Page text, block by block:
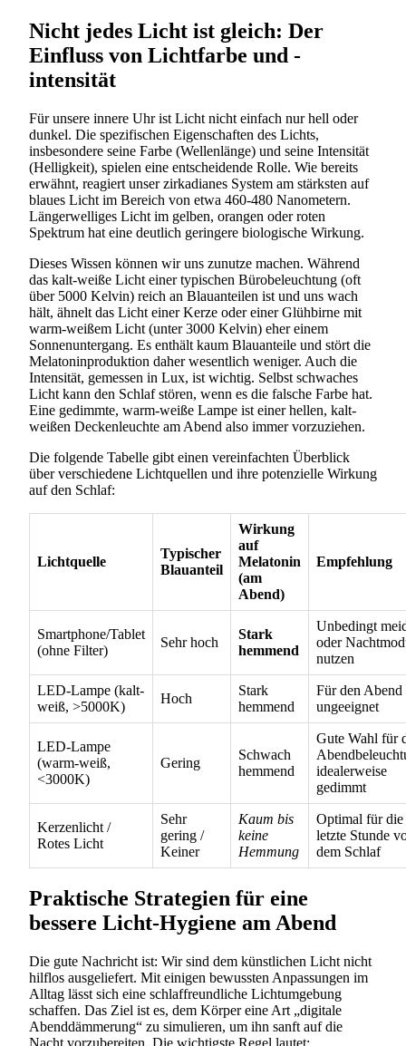
Nicht jedes Licht ist gleich: Der
Einfluss von Lichtfarbe und -
intensität
Für unsere innere Uhr ist Licht nicht einfach nur hell oder
dunkel. Die spezifischen Eigenschaften des Lichts,
insbesondere seine Farbe (Wellenlänge) und seine Intensität
(Helligkeit), spielen eine entscheidende Rolle. Wie bereits
erwähnt, reagiert unser zirkadianes System am stärksten auf
blaues Licht im Bereich von etwa 460-480 Nanometern.
Längerwelliges Licht im gelben, orangen oder roten
Spektrum hat eine deutlich geringere biologische Wirkung.
Dieses Wissen können wir uns zunutze machen. Während
das kalt-weiße Licht einer typischen Bürobeleuchtung (oft
über 5000 Kelvin) reich an Blauanteilen ist und uns wach
hält, ähnelt das Licht einer Kerze oder einer Glühbirne mit
warm-weißem Licht (unter 3000 Kelvin) eher einem
Sonnenuntergang. Es enthält kaum Blauanteile und stört die
Melatoninproduktion daher wesentlich weniger. Auch die
Intensität, gemessen in Lux, ist wichtig. Selbst schwaches
Licht kann den Schlaf stören, wenn es die falsche Farbe hat.
Eine gedimmte, warm-weiße Lampe ist einer hellen, kalt-
weißen Deckenleuchte am Abend also immer vorzuziehen.
Die folgende Tabelle gibt einen vereinfachten Überblick
über verschiedene Lichtquellen und ihre potenzielle Wirkung
auf den Schlaf:
Lichtquelle
Typischer
Blauanteil
Wirkung
auf
Melatonin
(am
Abend)
Empfehlung
Smartphone/Tablet
(ohne Filter)
Sehr hoch
Stark
hemmend
Unbedingt
oder
nutzen
LED-Lampe (kalt-
weiß, >5000K)
Hoch
Stark
hemmend
Für den Abend
ungeeignet
LED-Lampe
(warm-weiß,
<3000K)
Gering
Schwach
hemmend
Gute Wahl für
idealerweise
gedimmt
Kerzenlicht /
Rotes Licht
Sehr
gering /
Keiner
Kaum bis
keine
Hemmung
Optimal für die
letzte Stunde
dem Schlaf
Praktische Strategien für eine
bessere Licht-Hygiene am Abend
Die gute Nachricht ist: Wir sind dem künstlichen Licht nicht
hilflos ausgeliefert. Mit einigen bewussten Anpassungen im
Alltag lässt sich eine schlaffreundliche Lichtumgebung
schaffen. Das Ziel ist es, dem Körper eine Art „digitale
Abenddämmerung“ zu simulieren, um ihn sanft auf die
Nacht vorzubereiten. Die wichtigste Regel lautet: